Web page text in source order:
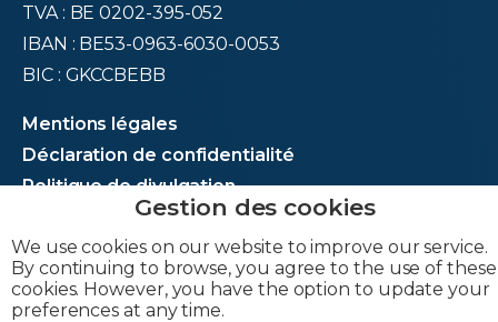
TVA : BE 0202-395-052
IBAN : BE53-0963-6030-0053
BIC : GKCCBEBB
Mentions légales
Déclaration de confidentialité
Politique de divulgation
Déclaration de cookies
Gérer les cookies
Gestion de matomo
We use cookies on our website to improve our service.
By continuing to browse, you agree to the use of these
cookies. However, you have the option to update your
preferences at any time.